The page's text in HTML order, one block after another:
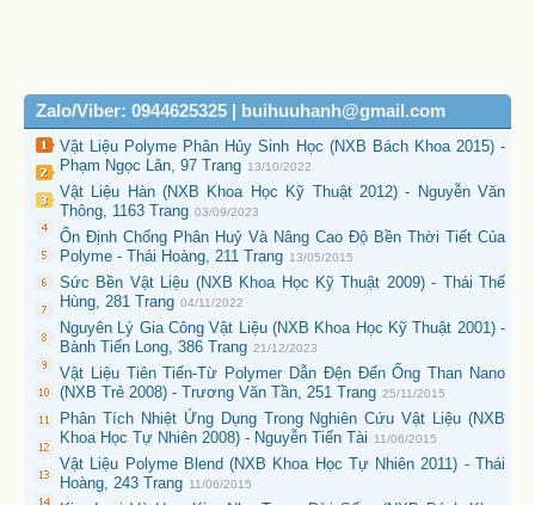
Zalo/Viber: 0944625325 | buihuuhanh@gmail.com
Vật Liệu Polyme Phân Hủy Sinh Học (NXB Bách Khoa 2015) -
Phạm Ngọc Lân, 97 Trang 13/10/2022
Vật Liệu Hàn (NXB Khoa Học Kỹ Thuật 2012) - Nguyễn Văn
Thông, 1163 Trang 03/09/2023
Ổn Định Chống Phân Huỷ Và Nâng Cao Độ Bền Thời Tiết Của
Polyme - Thái Hoàng, 211 Trang 13/05/2015
Sức Bền Vật Liệu (NXB Khoa Học Kỹ Thuật 2009) - Thái Thế
Hùng, 281 Trang 04/11/2022
Nguyên Lý Gia Công Vật Liệu (NXB Khoa Học Kỹ Thuật 2001) -
Bành Tiến Long, 386 Trang 21/12/2023
Vật Liệu Tiên Tiến-Từ Polymer Dẫn Đện Đến Ống Than Nano
(NXB Trẻ 2008) - Trương Văn Tần, 251 Trang 25/11/2015
Phân Tích Nhiệt Ứng Dụng Trong Nghiên Cứu Vật Liệu (NXB
Khoa Học Tự Nhiên 2008) - Nguyễn Tiến Tài
11/06/2015
Vật Liệu Polyme Blend (NXB Khoa Học Tự Nhiên 2011) - Thái
Hoàng, 243 Trang 11/06/2015